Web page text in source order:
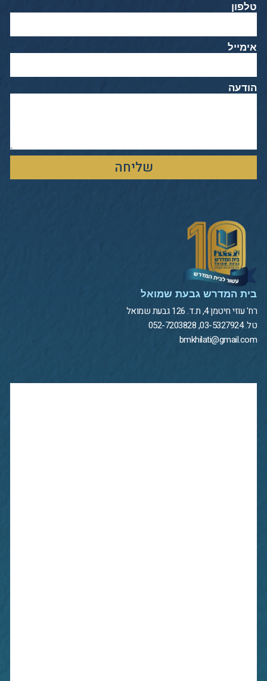
טלפון
אימייל
הודעה
שליחה
בית המדרש גבעת שמואל
רח' עוזי חיטמן 4, ת.ד. 126 גבעת שמואל
טל. 03-5327924, 052-7203828
bmkhilati@gmail.com